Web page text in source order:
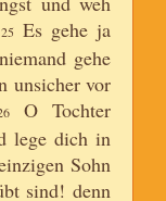
25 Es gehe ja
gehe
unsicher vor
O Tochter
lege dich in
Sohn
sind! denn